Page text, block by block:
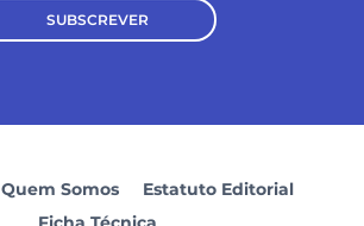
SUBSCREVER
Quem Somos
Estatuto Editorial